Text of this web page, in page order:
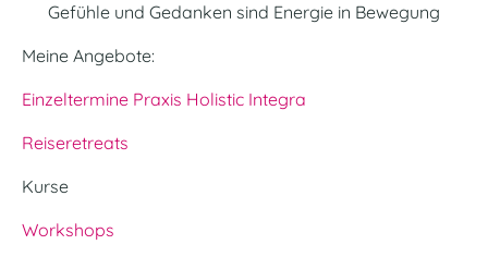
Gefühle und Gedanken sind Energie in Bewegung
Meine Angebote:
Einzeltermine Praxis Holistic Integra
Reiseretreats
Kurse
Workshops